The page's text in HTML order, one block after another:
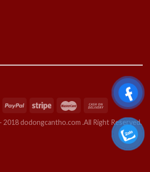
dodongcantho.com .All Right Reserved.